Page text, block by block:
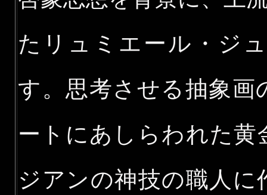
たリュミエール・ジ
す。思考させる抽象画
ートにあしらわれた
ジアンの神技の職人